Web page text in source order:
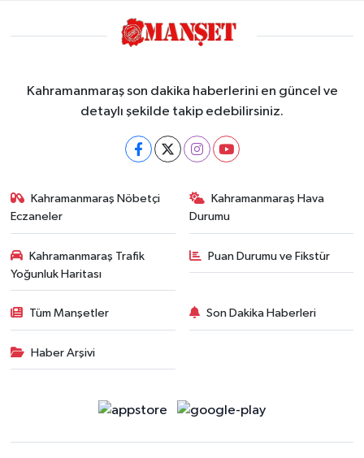
Kahramanmaraş son dakika haberlerini en güncel ve
detaylı şekilde takip edebilirsiniz.
Kahramanmaraş Nöbetçi
Eczaneler
Kahramanmaraş Hava
Durumu
Kahramanmaraş Trafik
Yoğunluk Haritası
Puan Durumu ve Fikstür
Tüm Manşetler Son Dakika Haberleri
Haber Arşivi